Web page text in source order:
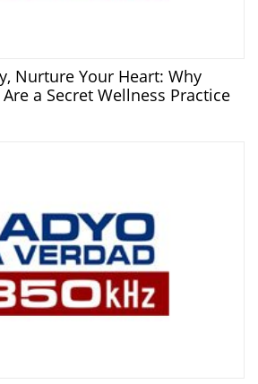
Nurture Your Heart: Why
a Secret Wellness Practice